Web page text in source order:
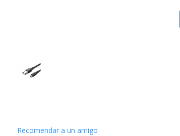
Recomendar a un amigo